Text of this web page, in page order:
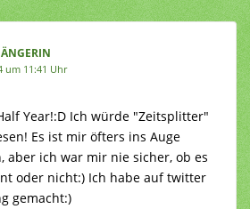
um 11:41 Uhr
Year!:D Ich würde "Zeitsplitter"
Es ist mir öfters ins Auge
aber ich war mir nie sicher, ob es
oder nicht:) Ich habe auf twitter
gemacht:)